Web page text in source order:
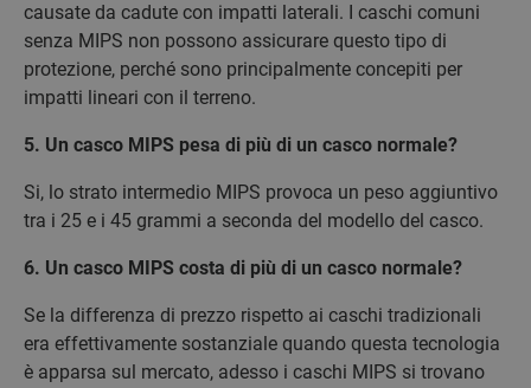
causate da cadute con impatti laterali. I caschi comuni
senza MIPS non possono assicurare questo tipo di
protezione, perché sono principalmente concepiti per
impatti lineari con il terreno.
5. Un casco MIPS pesa di più di un casco normale?
Si, lo strato intermedio MIPS provoca un peso aggiuntivo
tra i 25 e i 45 grammi a seconda del modello del casco.
6. Un casco MIPS costa di più di un casco normale?
Se la differenza di prezzo rispetto ai caschi tradizionali
era effettivamente sostanziale quando questa tecnologia
è apparsa sul mercato, adesso i caschi MIPS si trovano